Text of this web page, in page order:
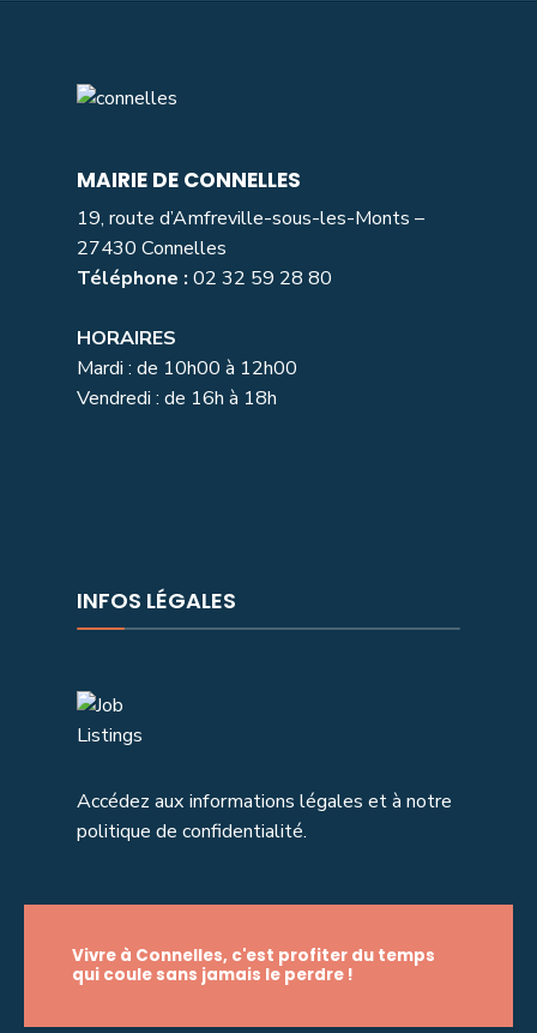
MAIRIE DE CONNELLES
19, route d’Amfreville-sous-les-Monts –
27430 Connelles
Téléphone : 02 32 59 28 80
HORAIRES
Mardi : de 10h00 à 12h00
Vendredi : de 16h à 18h
INFOS LÉGALES
Accédez aux informations légales et à notre
politique de confidentialité.
Vivre à Connelles, c'est profiter du temps
qui coule sans jamais le perdre !